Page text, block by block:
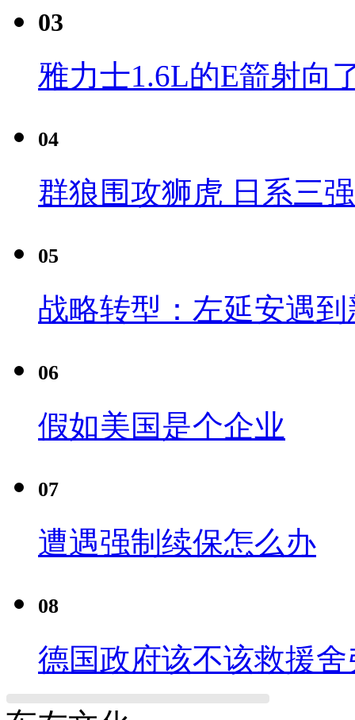
03
雅力士1.6L的E箭射向
04
群狼围攻狮虎 日系三
05
战略转型：左延安遇
06
假如美国是个企业
07
遭遇强制续保怎么办
08
德国政府该不该救援舍